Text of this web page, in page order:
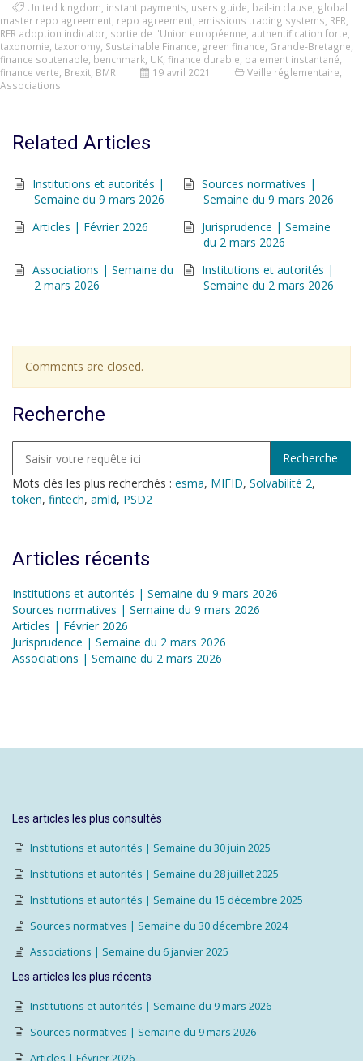
United kingdom instant payments users guide bail-in clause global
master repo agreement repo agreement emissions trading systems RFR
RFR adoption indicator sortie de l'Union européenne authentification forte
taxonomie taxonomy Sustainable Finance green finance Grande-Bretagne
finance soutenable benchmark UK finance durable paiement instantané
finance verte Brexit BMR 19 avril 2021 Veille réglementaire
Associations
Related Articles
Institutions et autorités |
Semaine du 9 mars 2026
Sources normatives |
Semaine du 9 mars 2026
Articles | Février 2026
Jurisprudence | Semaine
du 2 mars 2026
Associations | Semaine du
2 mars 2026
Institutions et autorités |
Semaine du 2 mars 2026
Comments are closed.
Recherche
Mots clés les plus recherchés : esma, MIFID, Solvabilité 2,
token, fintech, amld, PSD2
Articles récents
Institutions et autorités | Semaine du 9 mars 2026
Sources normatives | Semaine du 9 mars 2026
Articles | Février 2026
Jurisprudence | Semaine du 2 mars 2026
Associations | Semaine du 2 mars 2026
Les articles les plus consultés
Institutions et autorités | Semaine du 30 juin 2025
Institutions et autorités | Semaine du 28 juillet 2025
Institutions et autorités | Semaine du 15 décembre 2025
Sources normatives | Semaine du 30 décembre 2024
Associations | Semaine du 6 janvier 2025
Les articles les plus récents
Institutions et autorités | Semaine du 9 mars 2026
Sources normatives | Semaine du 9 mars 2026
Articles | Février 2026